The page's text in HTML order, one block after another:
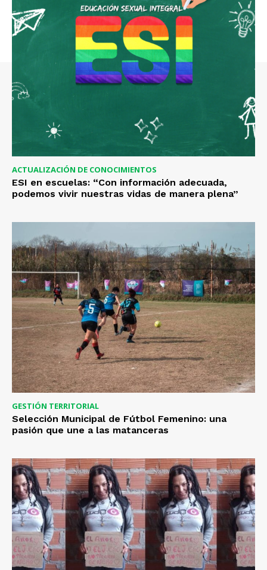
ACTUALIZACIÓN DE CONOCIMIENTOS
ESI en escuelas: “Con información adecuada,
podemos vivir nuestras vidas de manera plena”
GESTIÓN TERRITORIAL
Selección Municipal de Fútbol Femenino: una
pasión que une a las matanceras